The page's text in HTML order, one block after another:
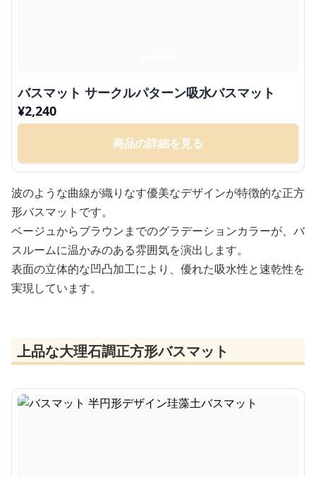
バスマット サークルパターン吸水バスマット
¥2,240
商品の詳細を見る
波のような曲線が織りなす優美なデザインが特徴的な正方
形バスマットです。
ベージュからブラウンまでのグラデーションカラーが、バ
スルームに温かみのある雰囲気を演出します。
表面の立体的な凹凸加工により、優れた吸水性と速乾性を
実現しています。
上品な大理石調正方形バスマット